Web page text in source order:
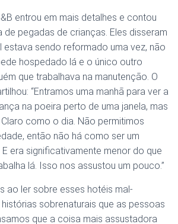
entrou em mais detalhes e contou
de pegadas de crianças. Eles disseram
estava sendo reformado uma vez, não
hospedado lá e o único outro
que trabalhava na manutenção. O
“Entramos uma manhã para ver a
na poeira perto de uma janela, mas
como o dia. Não permitimos
então não há como ser um
era significativamente menor do que
lá. Isso nos assustou um pouco.”
ao ler sobre esses hotéis mal-
sobrenaturais que as pessoas
que a coisa mais assustadora